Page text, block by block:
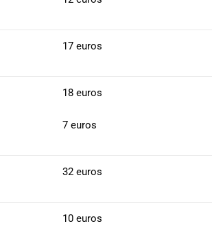
17 euros
18 euros
7 euros
32 euros
10 euros